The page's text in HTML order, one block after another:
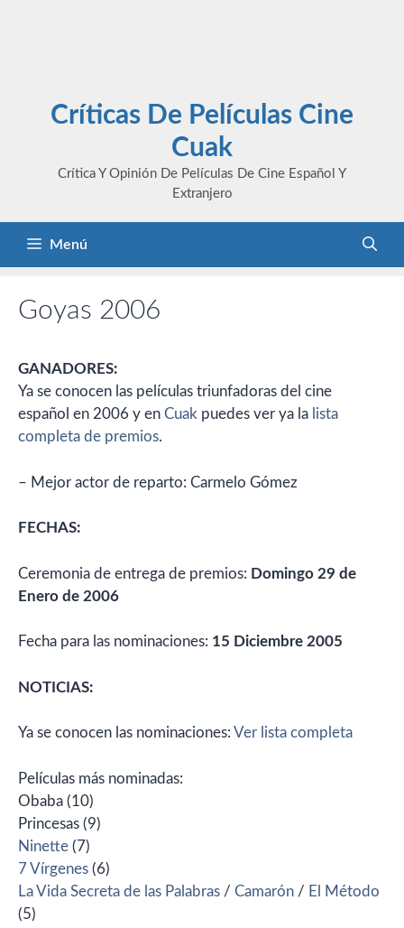
Críticas De Películas Cine
Cuak
Crítica Y Opinión De Películas De Cine Español Y
Extranjero
Menú
Goyas 2006
GANADORES:
Ya se conocen las películas triunfadoras del cine
español en 2006 y en Cuak puedes ver ya la lista
completa de premios.
– Mejor actor de reparto: Carmelo Gómez
FECHAS:
Ceremonia de entrega de premios: Domingo 29 de
Enero de 2006
Fecha para las nominaciones: 15 Diciembre 2005
NOTICIAS:
Ya se conocen las nominaciones: Ver lista completa
Películas más nominadas:
Obaba (10)
Princesas (9)
Ninette (7)
7 Vírgenes (6)
La Vida Secreta de las Palabras / Camarón / El Método
(5)